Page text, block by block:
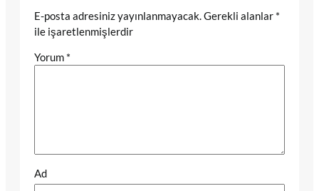
E-posta adresiniz yayınlanmayacak. Gerekli alanlar *
ile işaretlenmişlerdir
Yorum *
Ad